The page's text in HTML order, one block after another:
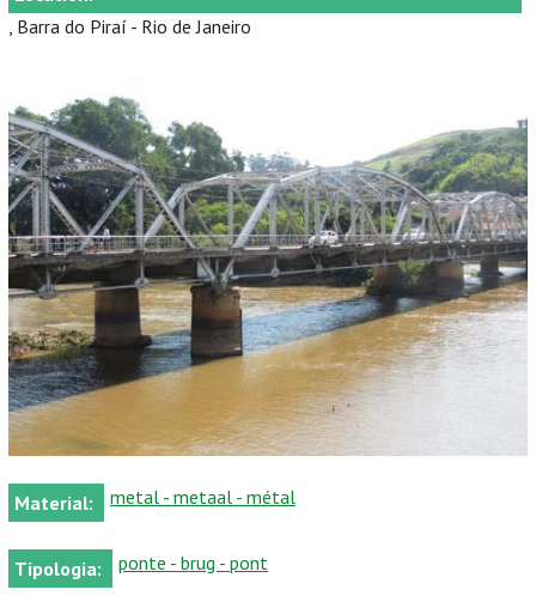
, Barra do Piraí - Rio de Janeiro
Material: metal - metaal - métal
Tipologia: ponte - brug - pont